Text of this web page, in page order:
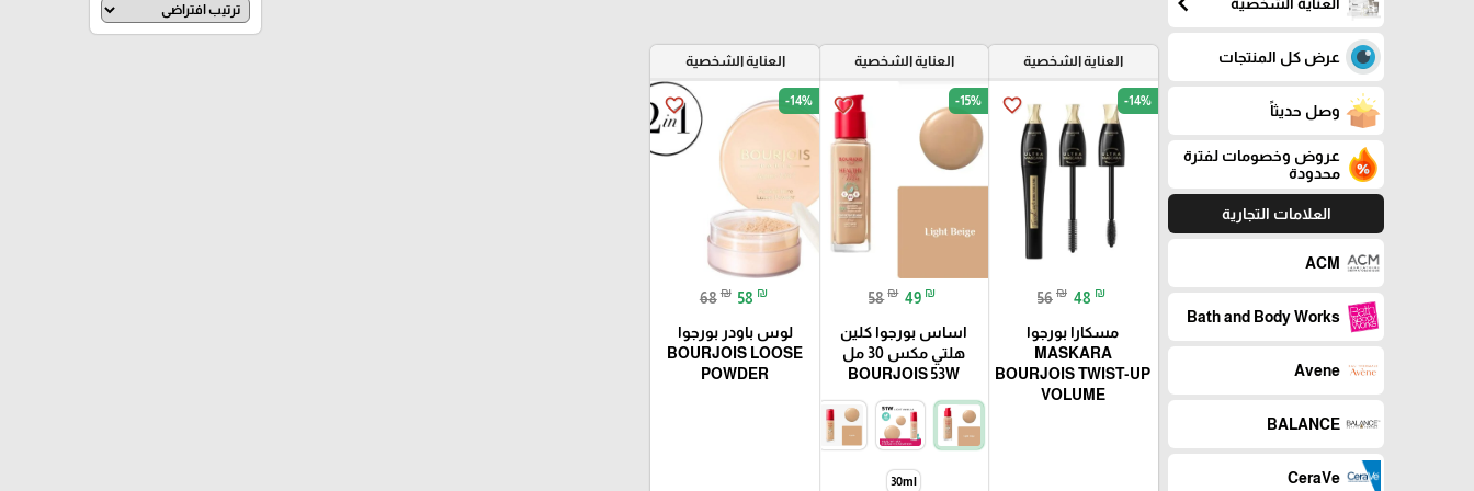
عرض كل المنتجات
وصل حديثاً
عروض وخصومات لفترة
محدودة
العلامات التجارية
ACM
Bath and Body Works
Avene
BALANCE
CeraVe
العناية الشخصية
favorite_border -14%
56 ₪ 48 ₪
مسكارا بورجوا
MASKARA
BOURJOIS TWIST-UP
VOLUME
العناية الشخصية
favorite_border -15%
58 ₪ 49 ₪
اساس بورجوا كلين
هلتي مكس 30 مل
BOURJOIS 53W
30ml
العناية الشخصية
favorite_border -14%
68 ₪ 58 ₪
لوس باودر بورجوا
BOURJOIS LOOSE
POWDER